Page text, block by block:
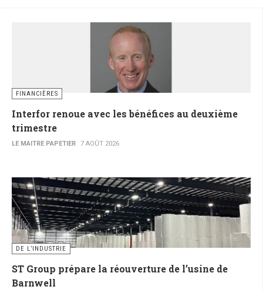
FINANCIÈRES
Interfor renoue avec les bénéfices au deuxième
trimestre
LE MAITRE PAPETIER 7 AOÛT 2026
DE L’INDUSTRIE
ST Group prépare la réouverture de l’usine de
Barnwell